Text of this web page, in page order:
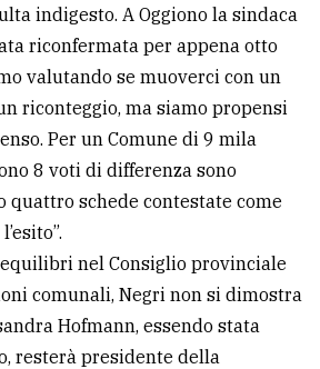
indigesto. A Oggiono la sindaca
riconfermata per appena otto
valutando se muoverci con un
riconteggio, ma siamo propensi
Per un Comune di 9 mila
8 voti di differenza sono
quattro schede contestate come
nel Consiglio provinciale
comunali, Negri non si dimostra
Hofmann, essendo stata
resterà presidente della